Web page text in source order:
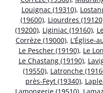
Louignac (19310),
(19600), Liourdres
(19200), Liginiac (19160),
Corrèze (19000), L’Église-
Le Pescher (19190), Le
Le Chastang (19190),
(19550), Latronche
près-Feyt (19340),